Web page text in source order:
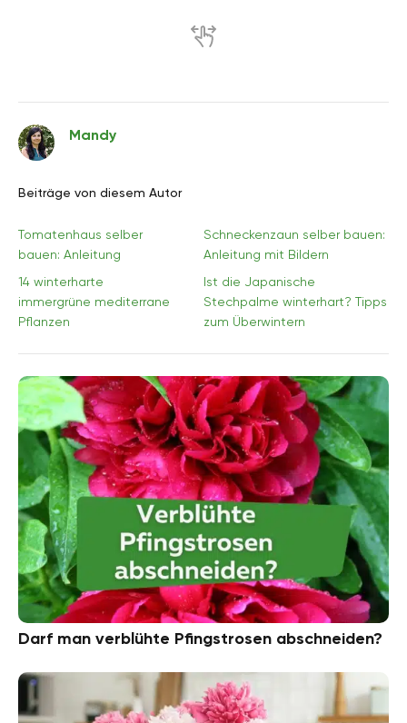
Mandy
Beiträge von diesem Autor
Tomatenhaus selber
bauen: Anleitung
Schneckenzaun selber bauen:
Anleitung mit Bildern
14 winterharte
immergrüne mediterrane
Pflanzen
Ist die Japanische
Stechpalme winterhart? Tipps
zum Überwintern
Darf man verblühte Pfingstrosen abschneiden?